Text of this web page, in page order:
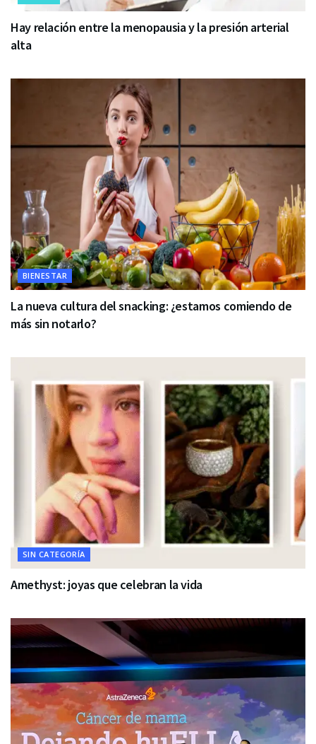
Hay relación entre la menopausia y la presión arterial
alta
BIENESTAR
La nueva cultura del snacking: ¿estamos comiendo de
más sin notarlo?
SIN CATEGORÍA
Amethyst: joyas que celebran la vida